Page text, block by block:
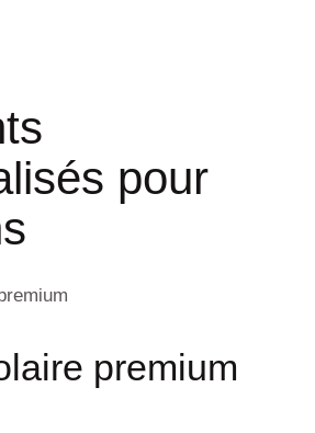
pour
premium